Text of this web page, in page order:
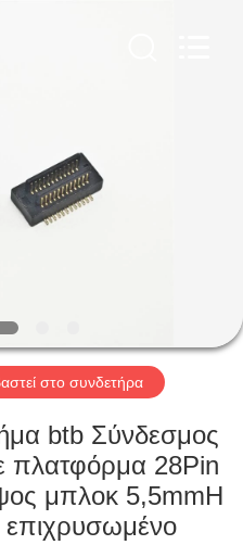
στο συνδετήρα
btb Σύνδεσμος
πλατφόρμα 28Pin
μπλοκ 5,5mmH
επιχρυσωμένο